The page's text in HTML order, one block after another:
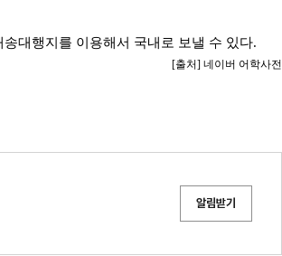
대행지를 이용해서 국내로 보낼 수 있다.
[출처] 네이버 어학사전
알림받기